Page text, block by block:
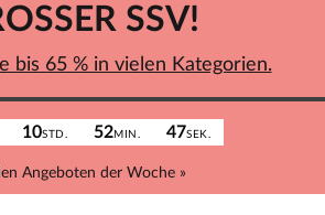
10STD. 52MIN. 47SEK.
Angeboten der Woche »
SSV!
bis 65 % in vielen Kategorien.